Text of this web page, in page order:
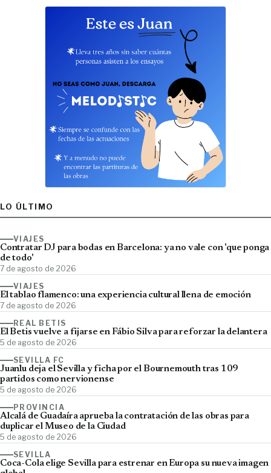
LO ÚLTIMO
VIAJES
Contratar DJ para bodas en Barcelona: ya no vale con 'que ponga
de todo'
7 de agosto de 2026
VIAJES
El tablao flamenco: una experiencia cultural llena de emoción
7 de agosto de 2026
REAL BETIS
El Betis vuelve a fijarse en Fábio Silva para reforzar la delantera
5 de agosto de 2026
SEVILLA FC
Juanlu deja el Sevilla y ficha por el Bournemouth tras 109
partidos como nervionense
5 de agosto de 2026
PROVINCIA
Alcalá de Guadaíra aprueba la contratación de las obras para
duplicar el Museo de la Ciudad
5 de agosto de 2026
SEVILLA
Coca-Cola elige Sevilla para estrenar en Europa su nueva imagen